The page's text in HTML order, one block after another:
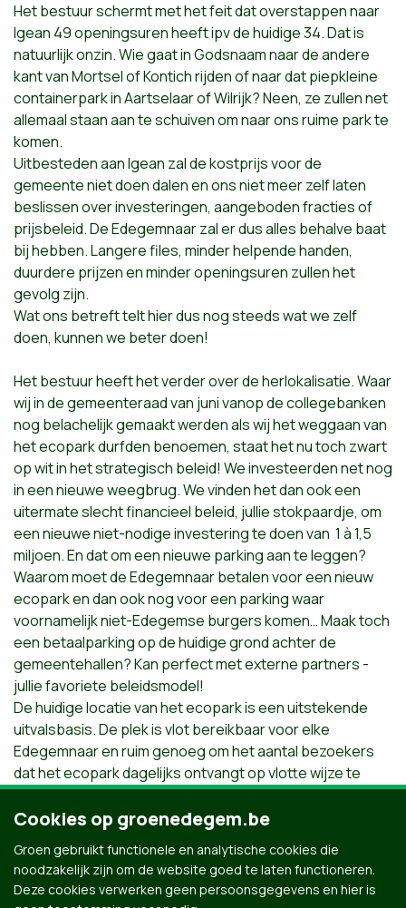
Het bestuur schermt met het feit dat overstappen naar
Igean 49 openingsuren heeft ipv de huidige 34. Dat is
natuurlijk onzin. Wie gaat in Godsnaam naar de andere
kant van Mortsel of Kontich rijden of naar dat piepkleine
containerpark in Aartselaar of Wilrijk? Neen, ze zullen net
allemaal staan aan te schuiven om naar ons ruime park te
komen.
Uitbesteden aan Igean zal de kostprijs voor de
gemeente niet doen dalen en ons niet meer zelf laten
beslissen over investeringen, aangeboden fracties of
prijsbeleid. De Edegemnaar zal er dus alles behalve baat
bij hebben. Langere files, minder helpende handen,
duurdere prijzen en minder openingsuren zullen het
gevolg zijn.
Wat ons betreft telt hier dus nog steeds wat we zelf
doen, kunnen we beter doen!
Het bestuur heeft het verder over de herlokalisatie. Waar
wij in de gemeenteraad van juni vanop de collegebanken
nog belachelijk gemaakt werden als wij het weggaan van
het ecopark durfden benoemen, staat het nu toch zwart
op wit in het strategisch beleid! We investeerden net nog
in een nieuwe weegbrug. We vinden het dan ook een
uitermate slecht financieel beleid, jullie stokpaardje, om
een nieuwe niet-nodige investering te doen van 1 à 1,5
miljoen. En dat om een nieuwe parking aan te leggen?
Waarom moet de Edegemnaar betalen voor een nieuw
ecopark en dan ook nog voor een parking waar
voornamelijk niet-Edegemse burgers komen… Maak toch
een betaalparking op de huidige grond achter de
gemeentehallen? Kan perfect met externe partners -
jullie favoriete beleidsmodel!
De huidige locatie van het ecopark is een uitstekende
uitvalsbasis. De plek is vlot bereikbaar voor elke
Edegemnaar en ruim genoeg om het aantal bezoekers
dat het ecopark dagelijks ontvangt op vlotte wijze te
kunnen bedienen.
meerjarenplan dat de organisatie van het ecopark
continueert op een kostenefficiënte en kwaliteitsvolle
manier. En dat op de huidige locatie.
Cookies op groenedegem.be
Groen gebruikt functionele en analytische cookies die
noodzakelijk zijn om de website goed te laten functioneren.
Deze cookies verwerken geen persoonsgegevens en hier is